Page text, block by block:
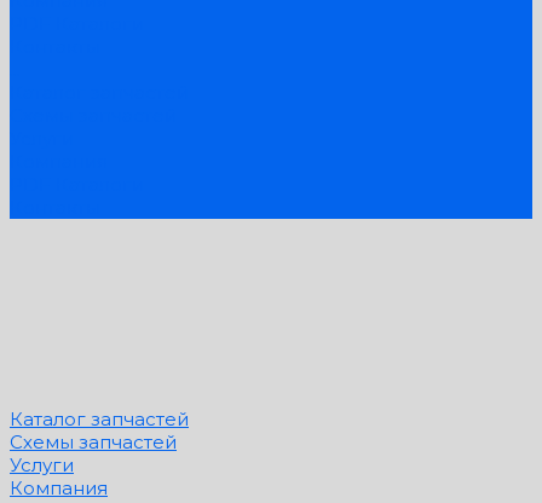
Каталог запчастей
Схемы запчастей
Услуги
Компания